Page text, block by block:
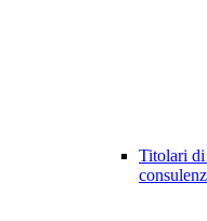
Titolari